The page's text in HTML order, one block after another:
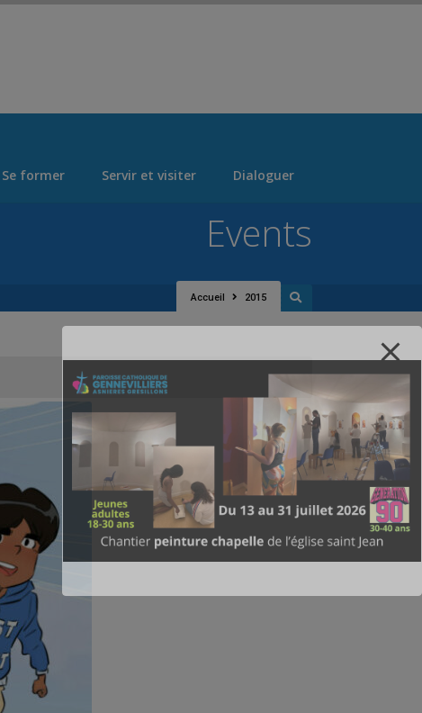
Se former Servir et visiter Dialoguer
Accueil 2015
Events